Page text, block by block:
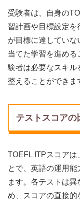
受験者は、自身の
習計画や目標設定
が目標に達してい
当てた学習を進め
験者は必要なスキル
整えることができま
テストスコアの
TOEFL ITPスコア
とで、英語の運用能
ます。各テストは
め、スコアの直接的